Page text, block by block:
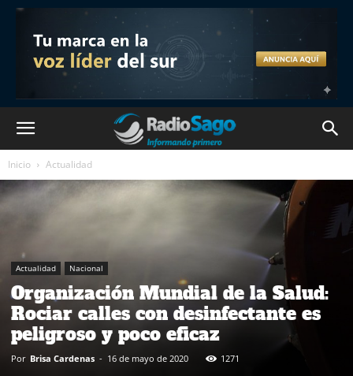
Inicio Actualidad
Actualidad Nacional
Organización Mundial de la Salud:
Rociar calles con desinfectante es
peligroso y poco eficaz
Por Brisa Cardenas - 16 de mayo de 2020 1271